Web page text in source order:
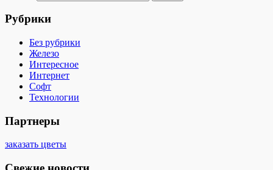
Рубрики
Без рубрики
Железо
Интересное
Интернет
Софт
Технологии
Партнеры
заказать цветы